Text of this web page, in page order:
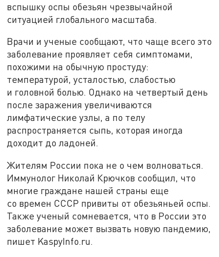
вспышку оспы обезьян чрезвычайной
ситуацией глобального масштаба.
Врачи и ученые сообщают, что чаще всего это
заболевание проявляет себя симптомами,
похожими на обычную простуду:
температурой, усталостью, слабостью
и головной болью. Однако на четвертый день
после заражения увеличиваются
лимфатические узлы, а по телу
распространяется сыпь, которая иногда
доходит до ладоней.
Жителям России пока не о чем волноваться.
Иммунолог Николай Крючков сообщил, что
многие граждане нашей страны еще
со времен СССР привиты от обезьяньей оспы.
Также ученый сомневается, что в России это
заболевание может вызвать новую пандемию,
пишет KaspyInfo.ru.